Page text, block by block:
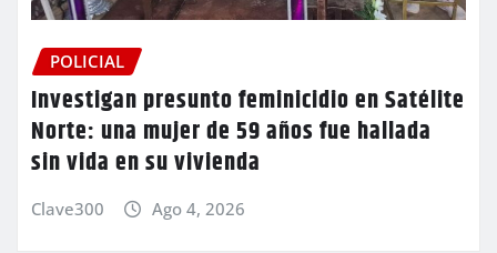
POLICIAL
Investigan presunto feminicidio en Satélite
Norte: una mujer de 59 años fue hallada
sin vida en su vivienda
Clave300 Ago 4, 2026